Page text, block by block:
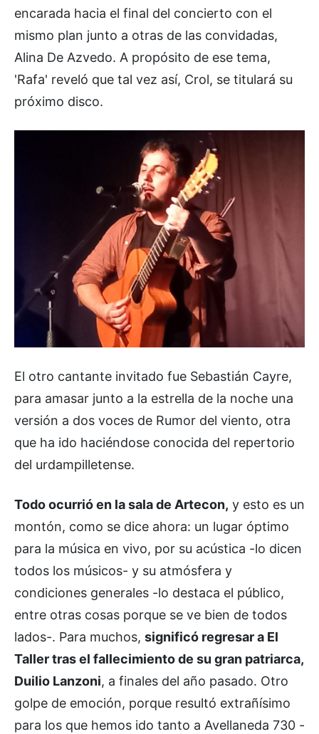
encarada hacia el final del concierto con el
mismo plan junto a otras de las convidadas,
Alina De Azvedo. A propósito de ese tema,
'Rafa' reveló que tal vez así, Crol, se titulará su
próximo disco.
El otro cantante invitado fue Sebastián Cayre,
para amasar junto a la estrella de la noche una
versión a dos voces de Rumor del viento, otra
que ha ido haciéndose conocida del repertorio
del urdampilletense.
Todo ocurrió en la sala de Artecon, y esto es un
montón, como se dice ahora: un lugar óptimo
para la música en vivo, por su acústica -lo dicen
todos los músicos- y su atmósfera y
condiciones generales -lo destaca el público,
entre otras cosas porque se ve bien de todos
lados-. Para muchos, significó regresar a El
Taller tras el fallecimiento de su gran patriarca,
Duilio Lanzoni, a finales del año pasado. Otro
golpe de emoción, porque resultó extrañísimo
para los que hemos ido tanto a Avellaneda 730 -